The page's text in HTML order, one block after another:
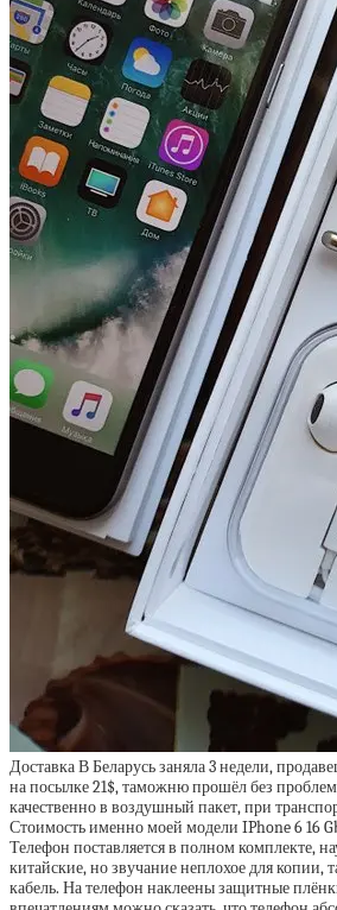
Доставка В Беларусь заняла 3 недели,
на посылке 21$, таможню прошёл без
качественно в воздушный пакет, при
Стоимость именно моей модели IPhone 6 16
Телефон поставляется в полном комплекте,
китайские, но звучание неплохое для копии,
кабель. На телефон наклеены защитные